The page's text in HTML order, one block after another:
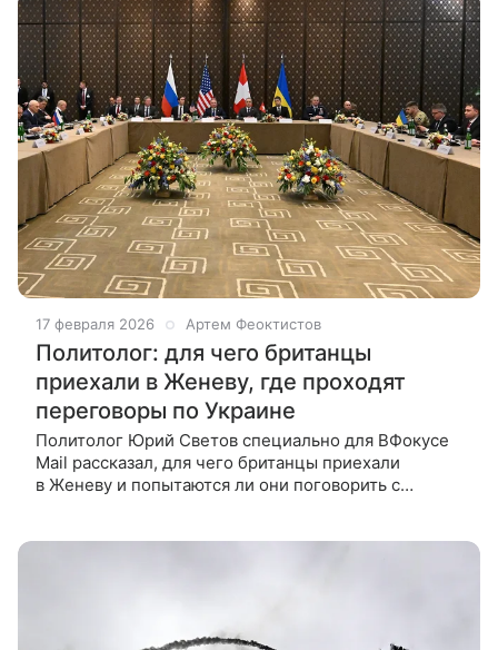
17 февраля 2026 Артем Феоктистов
Политолог: для чего британцы
приехали в Женеву, где проходят
переговоры по Украине
Политолог Юрий Светов специально для ВФокусе
Mail рассказал, для чего британцы приехали
в Женеву и попытаются ли они поговорить с